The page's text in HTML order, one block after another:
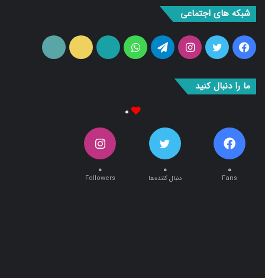
فیس
بوک
توییتراینستاگرامتلگرامواتس
آپ
آپارات ایتا